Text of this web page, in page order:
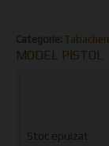
MODEL PISTOL
Stoc epuizat